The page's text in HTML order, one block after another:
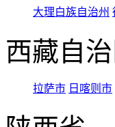
大理白族自治州
西藏自
拉萨市 日喀则市